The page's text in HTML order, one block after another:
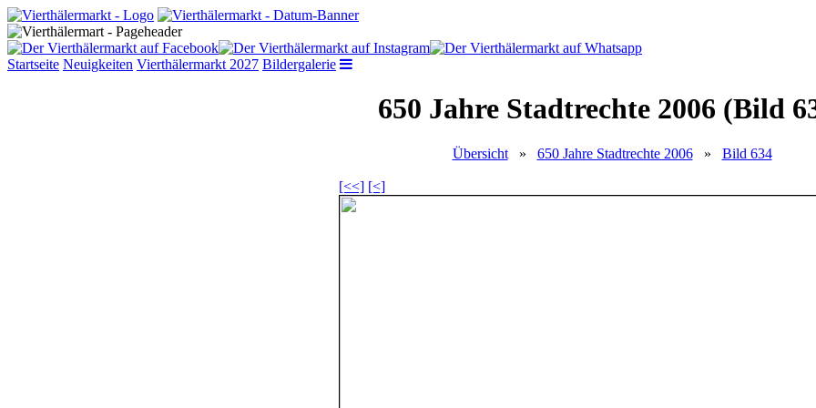
Startseite Neuigkeiten Vierthälermarkt 2027 Bildergalerie
650 Jahre Stadtrechte 2006 (Bild
Übersicht» 650 Jahre Stadtrechte 2006» Bild 634
[<<] [<]